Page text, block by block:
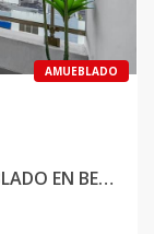
AMUEBLADO
HERMOSO APT EN ALQUILER AMUEBLADO EN BELLA VISTA